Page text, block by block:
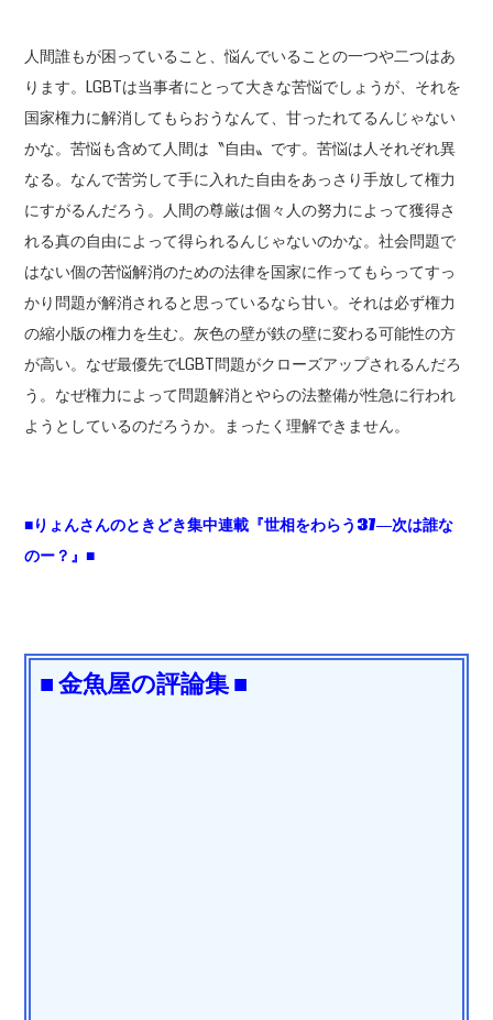
人間誰もが困っていること、悩んでいることの一つや二つはあ
ります。LGBTは当事者にとって大きな苦悩でしょうが、それを
国家権力に解消してもらおうなんて、甘ったれてるんじゃない
かな。苦悩も含めて人間は〝自由〟です。苦悩は人それぞれ異
なる。なんで苦労して手に入れた自由をあっさり手放して権力
にすがるんだろう。人間の尊厳は個々人の努力によって獲得さ
れる真の自由によって得られるんじゃないのかな。社会問題で
はない個の苦悩解消のための法律を国家に作ってもらってすっ
かり問題が解消されると思っているなら甘い。それは必ず権力
の縮小版の権力を生む。灰色の壁が鉄の壁に変わる可能性の方
が高い。なぜ最優先でLGBT問題がクローズアップされるんだろ
う。なぜ権力によって問題解消とやらの法整備が性急に行われ
ようとしているのだろうか。まったく理解できません。
■りょんさんのときどき集中連載『世相をわらう37―次は誰な
のー？』■
■ 金魚屋の評論集 ■